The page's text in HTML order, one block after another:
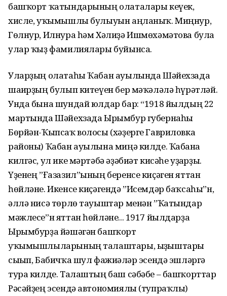
башҡорт ҡатындарының олаталары кеүек,
хисле, уҡымышлы булыуын аңланыҡ. Миңнур,
Гөлнур, Илнура һәм Хәлиҙә Ишмөхәмәтова була
улар ҡыҙ фамилиялары буйынса.
Уларҙың олатаһы Ҡабан ауылында Шәйехзада
шағирҙың булып китеүен бер мәҡәләлә һүрәтләй.
Унда бына шундай юлдар бар: “1918 йылдың 22
мартында Шәйехзада Ырымбур губернаһы
Бөрйән-Ҡыпсаҡ волосы (хәҙерге Гавриловка
районы) Ҡабан ауылына миңә килде. Ҡабанға
килгәс, ул ике мәртәбә әҙәбиәт кисәһе уҙғарҙы.
Үҙенең ”Ғазазил”ының беренсе киҫәген яттан
һөйләне. Икенсе киҫәгендә ”Исемдәр баҡсаһы”н,
әллә нисә төрлө тауыштар менән ”Ҡатындар
мәжлесе”н яттан һөйләне... 1917 йылдарҙа
Ырымбурҙа йәшәгән башҡорт
уҡымышлыларының талаштары, ыҙғыштары
сығып, Бабичҡа шул фажиғәләр эсендә эшләргә
тура килде. Талаштың баш сәбәбе – башҡорттар
Рәсәйҙең эсендә автономиялы (тупраҡлы)